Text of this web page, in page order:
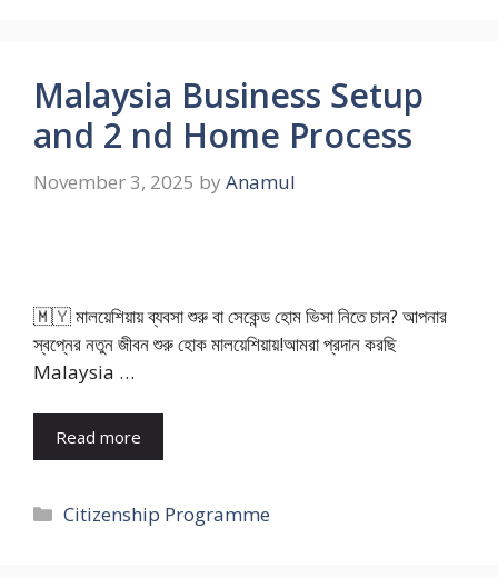
Malaysia Business Setup
and 2 nd Home Process
November 3, 2025 by Anamul
🇲🇾 মালয়েশিয়ায় ব্যবসা শুরু বা সেকেন্ড হোম ভিসা নিতে চান? আপনার
স্বপ্নের নতুন জীবন শুরু হোক মালয়েশিয়ায়!আমরা প্রদান করছি
Malaysia …
Read more
Categories
Citizenship Programme